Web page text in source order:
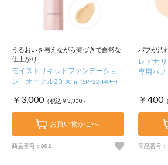
うるおいを与えながら薄づきで自然な
仕上がり
モイストリキッドファンデーショ
ン オークル20 30ml (SPF22/PA++)
￥3,000（税込￥3,300）
お買い物かごへ
商品番号：882
パフが汚
レドナ
専用パフ
￥400
商品番号